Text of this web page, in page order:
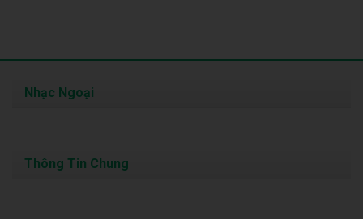
Nhạc Ngoại
Thông Tin Chung